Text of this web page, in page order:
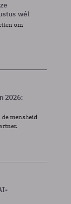
wél
om
2026:
mensheid